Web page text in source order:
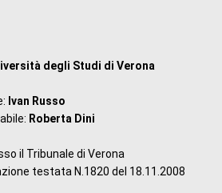
degli Studi di Verona
Ivan Russo
Roberta Dini
il Tribunale di Verona
testata N.1820 del 18.11.2008